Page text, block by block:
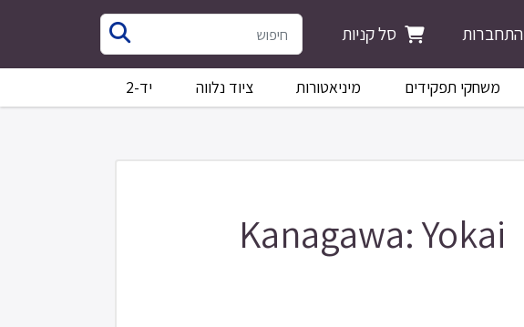
התחברות סל קניות
משחקי תפקידים מיניאטורות ציוד נלווה יד-2
Kanagawa: Yokai